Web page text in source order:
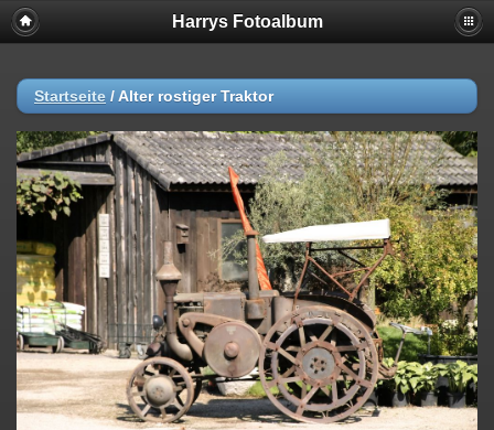
Harrys Fotoalbum
Startseite / Alter rostiger Traktor